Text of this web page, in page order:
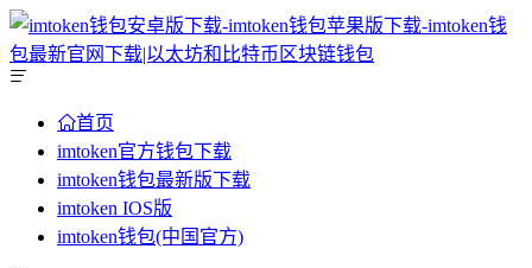
首页
imtoken官方钱包下载
imtoken钱包最新版下载
imtoken IOS版
imtoken钱包(中国官方)